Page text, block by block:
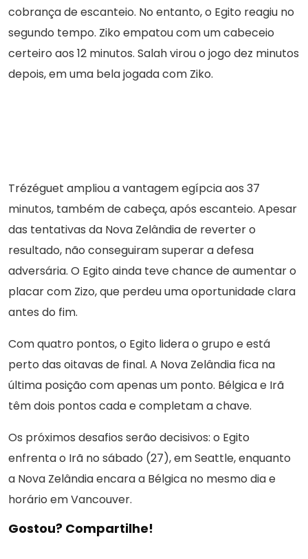
cobrança de escanteio. No entanto, o Egito reagiu no
segundo tempo. Ziko empatou com um cabeceio
certeiro aos 12 minutos. Salah virou o jogo dez minutos
depois, em uma bela jogada com Ziko.
Trézéguet ampliou a vantagem egípcia aos 37
minutos, também de cabeça, após escanteio. Apesar
das tentativas da Nova Zelândia de reverter o
resultado, não conseguiram superar a defesa
adversária. O Egito ainda teve chance de aumentar o
placar com Zizo, que perdeu uma oportunidade clara
antes do fim.
Com quatro pontos, o Egito lidera o grupo e está
perto das oitavas de final. A Nova Zelândia fica na
última posição com apenas um ponto. Bélgica e Irã
têm dois pontos cada e completam a chave.
Os próximos desafios serão decisivos: o Egito
enfrenta o Irã no sábado (27), em Seattle, enquanto
a Nova Zelândia encara a Bélgica no mesmo dia e
horário em Vancouver.
Gostou? Compartilhe!